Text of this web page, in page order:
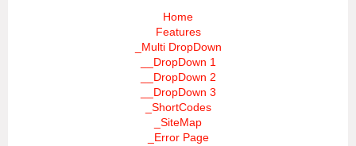
Home
Features
_Multi DropDown
__DropDown 1
__DropDown 2
__DropDown 3
_ShortCodes
_SiteMap
_Error Page